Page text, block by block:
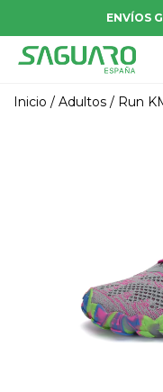
ENVÍOS
Inicio / Adultos / Run